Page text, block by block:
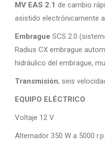
MV EAS 2.1 de cambio
asistido electrónicamente
Embrague SCS 2.0
Radius CX embrague
hidráulico del embrague,
Transmisión; seis
EQUIPO ELÉCTRICO
Voltaje 12 V
Alternador 350 W a 5000